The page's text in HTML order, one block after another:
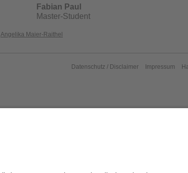
Fabian Paul
Master-Student
Angelika Maier-Raithel
Datenschutz / Disclaimer Impressum